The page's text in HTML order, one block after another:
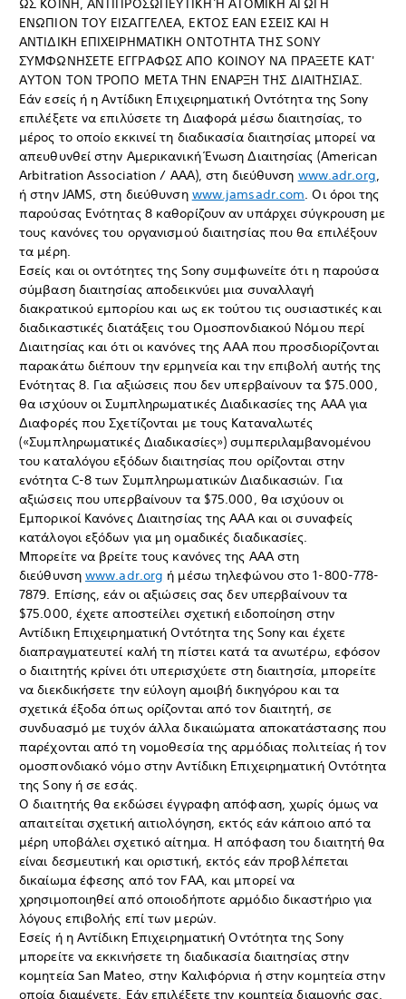
ΩΣ ΚΟΙΝΗ, ΑΝΤΙΠΡΟΣΩΠΕΥΤΙΚΗ Ή ΑΤΟΜΙΚΗ ΑΓΩΓΗ
ΕΝΩΠΙΟΝ ΤΟΥ ΕΙΣΑΓΓΕΛΕΑ, ΕΚΤΟΣ ΕΑΝ ΕΣΕΙΣ ΚΑΙ Η
ΑΝΤΙΔΙΚΗ ΕΠΙΧΕΙΡΗΜΑΤΙΚΗ ΟΝΤΟΤΗΤΑ ΤΗΣ SONY
ΣΥΜΦΩΝΗΣΕΤΕ ΕΓΓΡΑΦΩΣ ΑΠΟ ΚΟΙΝΟΥ ΝΑ ΠΡΑΞΕΤΕ ΚΑΤ'
ΑΥΤΟΝ ΤΟΝ ΤΡΟΠΟ ΜΕΤΑ ΤΗΝ ΕΝΑΡΞΗ ΤΗΣ ΔΙΑΙΤΗΣΙΑΣ.
Εάν εσείς ή η Αντίδικη Επιχειρηματική Οντότητα της Sony
επιλέξετε να επιλύσετε τη Διαφορά μέσω διαιτησίας, το
μέρος το οποίο εκκινεί τη διαδικασία διαιτησίας μπορεί να
απευθυνθεί στην Αμερικανική Ένωση Διαιτησίας (American
Arbitration Association / AAA), στη διεύθυνση www.adr.org,
ή στην JAMS, στη διεύθυνση www.jamsadr.com. Οι όροι της
παρούσας Ενότητας 8 καθορίζουν αν υπάρχει σύγκρουση με
τους κανόνες του οργανισμού διαιτησίας που θα επιλέξουν
τα μέρη.
Εσείς και οι οντότητες της Sony συμφωνείτε ότι η παρούσα
σύμβαση διαιτησίας αποδεικνύει μια συναλλαγή
διακρατικού εμπορίου και ως εκ τούτου τις ουσιαστικές και
διαδικαστικές διατάξεις του Ομοσπονδιακού Νόμου περί
Διαιτησίας και ότι οι κανόνες της AAA που προσδιορίζονται
παρακάτω διέπουν την ερμηνεία και την επιβολή αυτής της
Ενότητας 8. Για αξιώσεις που δεν υπερβαίνουν τα $75.000,
θα ισχύουν οι Συμπληρωματικές Διαδικασίες της ΑΑΑ για
Διαφορές που Σχετίζονται με τους Καταναλωτές
(«Συμπληρωματικές Διαδικασίες») συμπεριλαμβανομένου
του καταλόγου εξόδων διαιτησίας που ορίζονται στην
ενότητα C-8 των Συμπληρωματικών Διαδικασιών. Για
αξιώσεις που υπερβαίνουν τα $75.000, θα ισχύουν οι
Εμπορικοί Κανόνες Διαιτησίας της ΑΑΑ και οι συναφείς
κατάλογοι εξόδων για μη ομαδικές διαδικασίες.
Μπορείτε να βρείτε τους κανόνες της AAA στη
διεύθυνση www.adr.org ή μέσω τηλεφώνου στο 1-800-778-
7879. Επίσης, εάν οι αξιώσεις σας δεν υπερβαίνουν τα
$75.000, έχετε αποστείλει σχετική ειδοποίηση στην
Αντίδικη Επιχειρηματική Οντότητα της Sony και έχετε
διαπραγματευτεί καλή τη πίστει κατά τα ανωτέρω, εφόσον
ο διαιτητής κρίνει ότι υπερισχύετε στη διαιτησία, μπορείτε
να διεκδικήσετε την εύλογη αμοιβή δικηγόρου και τα
σχετικά έξοδα όπως ορίζονται από τον διαιτητή, σε
συνδυασμό με τυχόν άλλα δικαιώματα αποκατάστασης που
παρέχονται από τη νομοθεσία της αρμόδιας πολιτείας ή τον
ομοσπονδιακό νόμο στην Αντίδικη Επιχειρηματική Οντότητα
της Sony ή σε εσάς.
Ο διαιτητής θα εκδώσει έγγραφη απόφαση, χωρίς όμως να
απαιτείται σχετική αιτιολόγηση, εκτός εάν κάποιο από τα
μέρη υποβάλει σχετικό αίτημα. Η απόφαση του διαιτητή θα
είναι δεσμευτική και οριστική, εκτός εάν προβλέπεται
δικαίωμα έφεσης από τον FAA, και μπορεί να
χρησιμοποιηθεί από οποιοδήποτε αρμόδιο δικαστήριο για
λόγους επιβολής επί των μερών.
Εσείς ή η Αντίδικη Επιχειρηματική Οντότητα της Sony
μπορείτε να εκκινήσετε τη διαδικασία διαιτησίας στην
κομητεία San Mateo, στην Καλιφόρνια ή στην κομητεία στην
οποία διαμένετε. Εάν επιλέξετε την κομητεία διαμονής σας,